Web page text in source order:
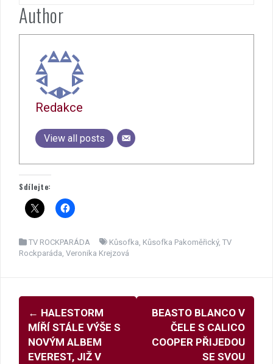
Author
Redakce
View all posts
Sdílejte:
TV ROCKPARÁDA Kůsofka Kůsofka Pakoměřický, TV
Rockparáda Veronika Krejzová
Navigace
pro
příspěvky
← HALESTORM
MÍŘÍ STÁLE VÝŠE S
NOVÝM ALBEM
EVEREST, JIŽ V
BEASTO BLANCO V
ČELE S CALICO
COOPER PŘIJEDOU
SE SVOU